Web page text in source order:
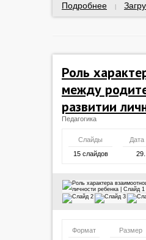
Подробнее
Роль
между
развитии
Педагогика
Слайды
Дата
15 слайдов
Формат
Размер